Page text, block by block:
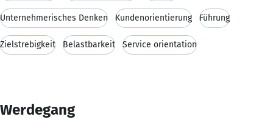
Unternehmerisches Denken Kundenorientierung Führung
Zielstrebigkeit Belastbarkeit Service orientation
Werdegang